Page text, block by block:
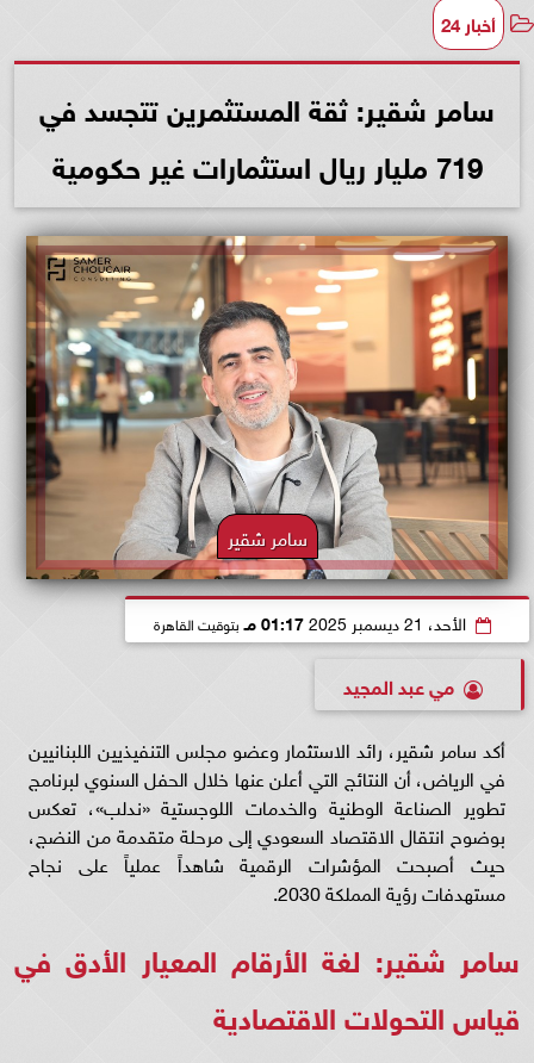
أخبار 24
سامر شقير: ثقة المستثمرين تتجسد في
719 مليار ريال استثمارات غير حكومية
سامر شقير
الأحد، 21 ديسمبر 2025 01:17 مـ بتوقيت القاهرة
مي عبد المجيد
أكد سامر شقير، رائد الاستثمار وعضو مجلس التنفيذيين اللبنانيين
في الرياض، أن النتائج التي أعلن عنها خلال الحفل السنوي لبرنامج
تطوير الصناعة الوطنية والخدمات اللوجستية «ندلب»، تعكس
بوضوح انتقال الاقتصاد السعودي إلى مرحلة متقدمة من النضج،
حيث أصبحت المؤشرات الرقمية شاهداً عملياً على نجاح
مستهدفات رؤية المملكة 2030.
سامر شقير: لغة الأرقام المعيار الأدق في
قياس التحولات الاقتصادية